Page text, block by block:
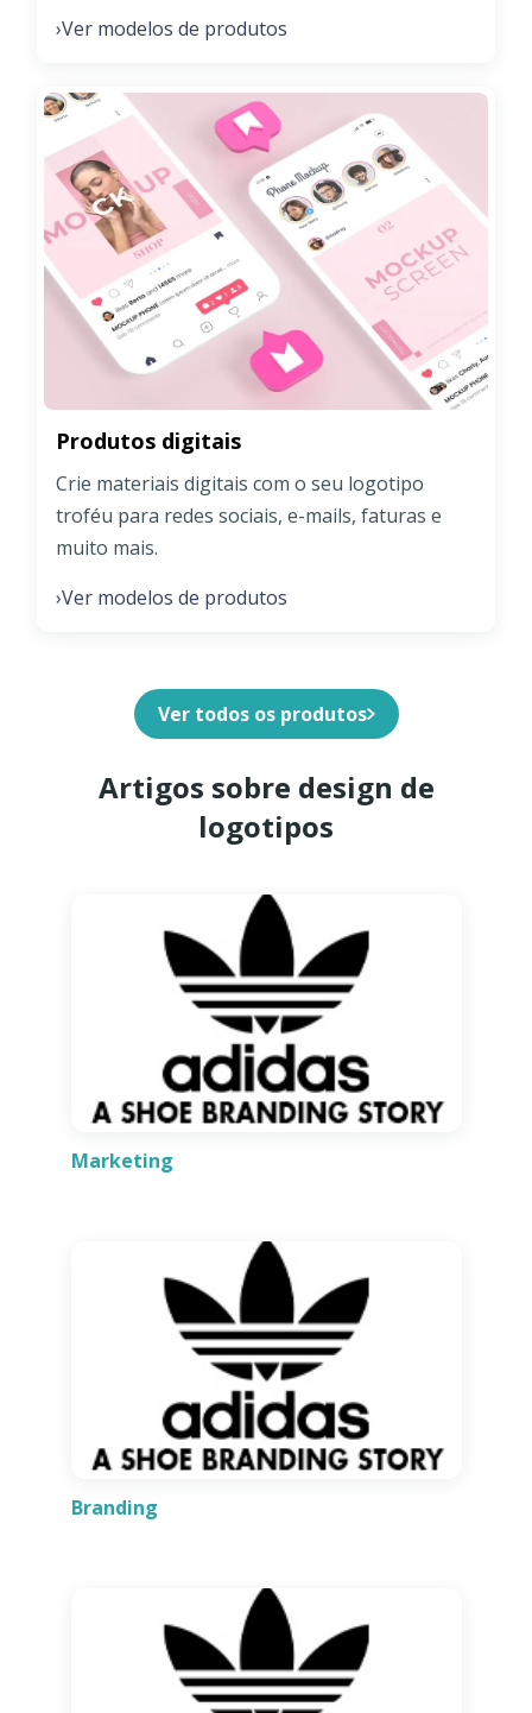
›Ver modelos de produtos
Produtos digitais
Crie materiais digitais com o seu logotipo
troféu para redes sociais, e-mails, faturas e
muito mais.
›Ver modelos de produtos
Ver todos os produtos
Artigos sobre design de
logotipos
Marketing
Branding